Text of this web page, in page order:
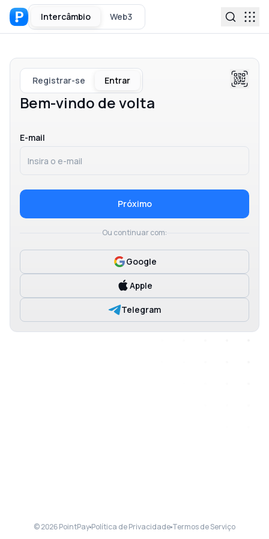
Intercâmbio Web3
Registrar-se Entrar
Bem-vindo de volta
E-mail
Próximo
Ou continuar com:
Google
Apple
Telegram
© 2026 PointPay Política de Privacidade Termos de Serviço